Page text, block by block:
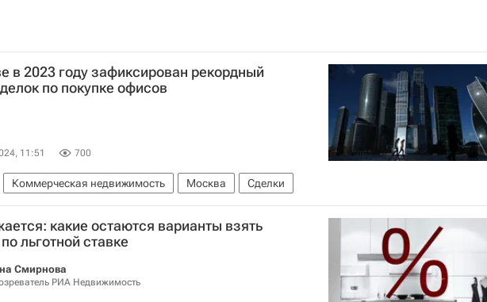
в 2023 году зафиксирован рекордный
по покупке офисов
11:51 700
Коммерческая недвижимость Москва Сделки
какие остаются варианты взять
льготной ставке
Смирнова
РИА Недвижимость